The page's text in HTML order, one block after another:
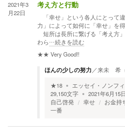
2021年3
月22日
考え方と行動
「幸せ」という各人にとって
力」によって如何に「幸せ」を
短所は長所に繋げる「考え方
わら…続きを読む
★★ Very Good!!
ほんの少しの努力 ／来未 希
★18 エッセイ・ノンフ
29,150文字 2021年6月15
自己啓発
幸せ お金持
一番